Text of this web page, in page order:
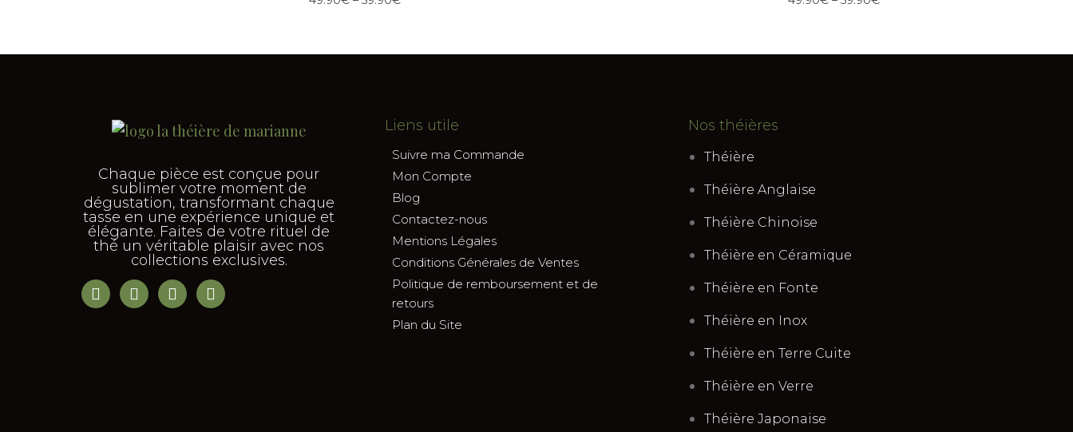
Chaque pièce est conçue pour
sublimer votre moment de
dégustation, transformant chaque
tasse en une expérience unique et
élégante. Faites de votre rituel de
thé un véritable plaisir avec nos
collections exclusives.
Liens utile
Suivre ma Commande
Mon Compte
Blog
Contactez-nous
Mentions Légales
Conditions Générales de Ventes
Politique de remboursement et de
retours
Plan du Site
Nos théières
Théière
Théière Anglaise
Théière Chinoise
Théière en Céramique
Théière en Fonte
Théière en Inox
Théière en Terre Cuite
Théière en Verre
Théière Japonaise